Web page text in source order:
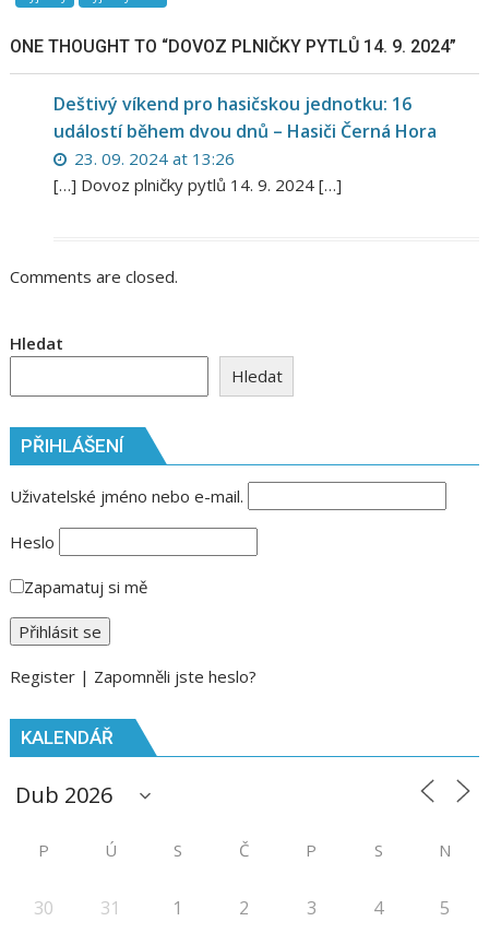
mateřské
škole
ONE THOUGHT TO “DOVOZ PLNIČKY PYTLŮ 14. 9. 2024”
Deštivý víkend pro hasičskou jednotku: 16
událostí během dvou dnů – Hasiči Černá Hora
23. 09. 2024 at 13:26
[…] Dovoz plničky pytlů 14. 9. 2024 […]
Comments are closed.
Hledat
Hledat
PŘIHLÁŠENÍ
Uživatelské jméno nebo e-mail.
Heslo
Zapamatuj si mě
Register | Zapomněli jste heslo?
KALENDÁŘ
P Ú S Č P S N
30 31 1 2 3 4 5